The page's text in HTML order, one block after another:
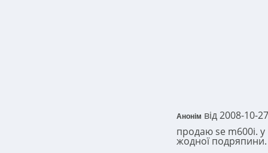
Анонім від 2008-10-
продаю se m600i. у
жодної